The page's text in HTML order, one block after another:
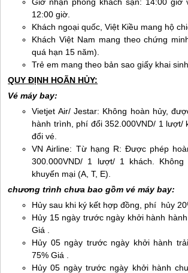
12:00 giờ.
Khách ngoại quốc, Việt Kiều mang hộ
Khách Việt Nam mang theo chứng
quá hạn 15 năm).
Trẻ em mang theo bản sao giấy khai sinh.
QUY ĐỊNH HOÃN HỦY:
Vé máy bay:
Vietjet Air/ Jestar: Không hoàn hủy,
hành trình, phí đổi 352.000VND/ 1 lượt/
đổi vé.
VN Airline: Từ hạng R: Được phép
300.000VND/ 1 lượt/ 1 khách.
khuyến mại (A, T, E).
chương trình chưa bao gồm vé máy bay:
Hủy sau khi ký kết hợp đồng, phí hủy
Hủy 15 ngày trước ngày khởi hành
Giá .
Hủy 05 ngày trước ngày khởi hành
75% Giá .
Hủy 05 ngày trước ngày khởi hành